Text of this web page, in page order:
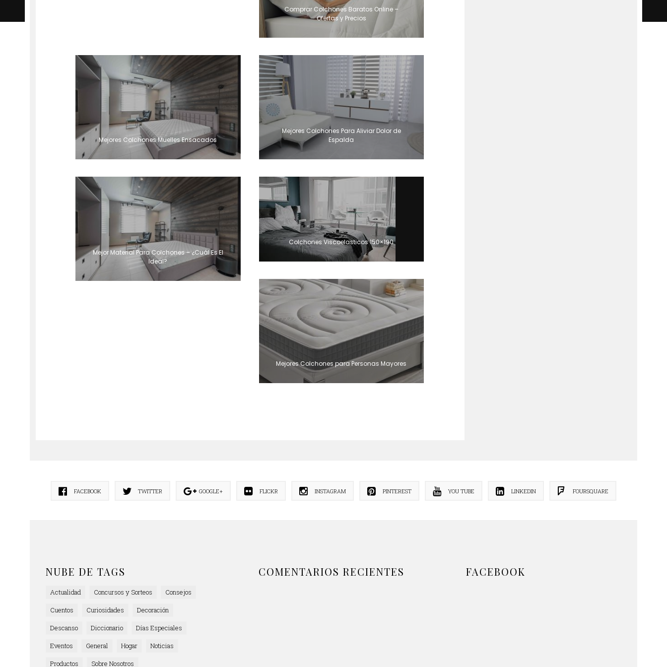
Comprar Colchones Baratos Online –
Ofertas y Precios
Mejores Colchones Muelles Ensacados
Mejores Colchones Para Aliviar Dolor de
Espalda
Mejor Material Para Colchones – ¿Cuál Es El
Ideal?
Colchones Viscoelasticos 150×190
Mejores Colchones para Personas Mayores
FACEBOOK TWITTER GOOGLE+ FLICKR INSTAGRAM PINTEREST YOU TUBE LINKEDIN FOURSQUARE
NUBE DE TAGS
Actualidad Concursos y Sorteos
Consejos
Cuentos
Curiosidades
Decoración
Descanso
Diccionario
Días Especiales
Eventos
General Hogar
Noticias
Productos
Sobre Nosotros
COMENTARIOS RECIENTES FACEBOOK